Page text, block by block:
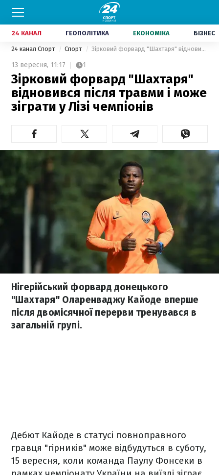
24 КАНАЛ ГЕОПОЛІТИКА ЕКОНОМІКА БІЗНЕС
24 канал Спорт Спорт Зірковий форвард "Шахтаря" відновився після травми і може зіграти у Лізі чемпіонів
13 вересня, 11:17 1
Зірковий форвард "Шахтаря"
відновився після травми і може
зіграти у Лізі чемпіонів
Нігерійський форвард донецького
"Шахтаря" Оларенваджу Кайоде вперше
після двомісячної перерви тренувався в
загальній групі.
Дебют Кайоде в статусі повноправного
гравця "гірників" може відбудуться в суботу,
15 вересня, коли команда Паулу Фонсеки в